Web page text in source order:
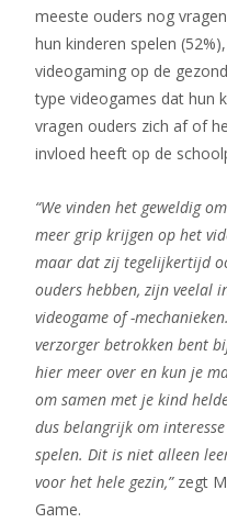
meeste ouders nog
hun kinderen spelen
videogaming op de
type videogames dat hun
vragen ouders zich af of
invloed heeft op de
“We vinden het geweldig
meer grip krijgen op het
maar dat zij tegelijkertijd
ouders hebben, zijn veelal
videogame of -
verzorger betrokken bent
hier meer over en kun je
om samen met je kind
dus belangrijk om
spelen. Dit is niet alleen
voor het hele gezin,”zegt
Game.